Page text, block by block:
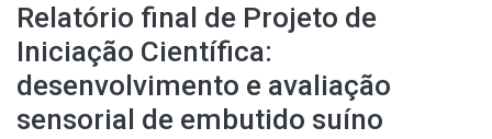
Relatório final de Projeto de
Iniciação Científica:
desenvolvimento e avaliação
sensorial de embutido suíno